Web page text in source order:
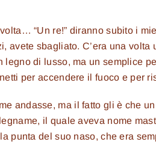
“Un re!” diranno subito i
avete sbagliato. C’era una volta
legno di lusso, ma un semplice
per accendere il fuoco e per
andasse, ma il fatto gli è che
il quale aveva nome
punta del suo naso, che era